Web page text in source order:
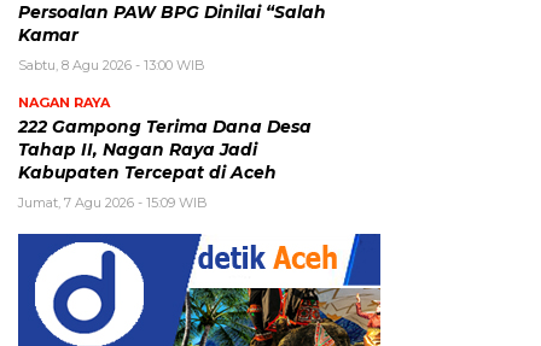
Persoalan PAW BPG Dinilai “Salah
Kamar
Sabtu, 8 Agu 2026 - 13:00 WIB
NAGAN RAYA
222 Gampong Terima Dana Desa
Tahap II, Nagan Raya Jadi
Kabupaten Tercepat di Aceh
Jumat, 7 Agu 2026 - 15:09 WIB